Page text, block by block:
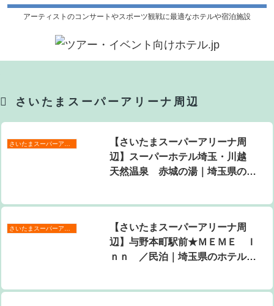
アーティストのコンサートやスポーツ観戦に最適なホテルや宿泊施設
さいたまスーパーアリーナ周辺
【さいたまスーパーアリーナ周
辺】スーパーホテル埼玉・川越
天然温泉 赤城の湯｜埼玉県のホ
さいたまスーパーアリーナ周辺
【さいたまスーパーアリーナ周
辺】与野本町駅前★ＭＥＭＥ Ｉ
ｎｎ ／民泊｜埼玉県のホテル・